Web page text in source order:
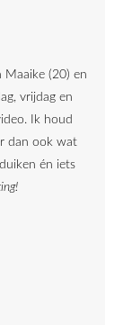
Maaike (20) en
vrijdag en
Ik houd
dan ook wat
én iets